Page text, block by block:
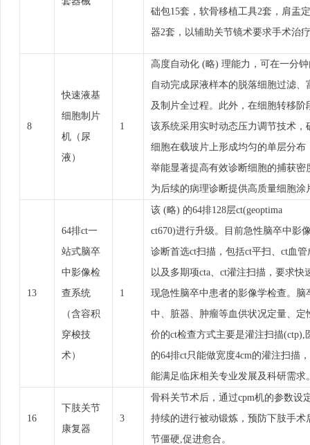
础包15套，软骨移植工具2套，肩盂
器2套，以辅助关节镜术要求手术治
8
快速液基
细胞制片
机（尿
液）
1
高度自动化 (略) 理能力，可在一分
自动完成尿液样本的脱落细胞过滤、
及制片全过程。此外，在细胞转移阶
该系统采用实时动态压力调节技术，
细胞在载玻片上形成均匀的单层分布
举能显著提高有效诊断细胞的捕获密
为后续的病理诊断提供高质量细胞涂
13
64排ct一
站式脑卒
中影像检
查系统
（含容积
穿梭技
术）
1
该 (略) 的64排128层ct(geoptima
ct670)进行升级。目前急性脑卒中影
诊断首选ct扫描，包括ct平扫、ct血管
以及多期项cta、ct灌注扫描，要求快
现急性脑卒中患者的影像学检查。脑
中、脏器、肿瘤等血供状况定量、定
价的ct检查方式主要是灌注扫描(ctp),
的64排ct只能做宽度4cm的灌注扫描
能满足临床相关专业发展及科研需求
16
下肢关节
康复器
3
骨科关节术后，通过cpm机的参数设
持续的进行被动锻炼，预防下肢手术
节僵硬,促进愈合。